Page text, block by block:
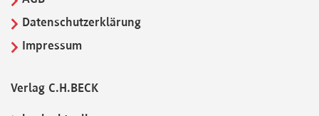
Datenschutzerklärung
Impressum
Verlag C.H.BECK